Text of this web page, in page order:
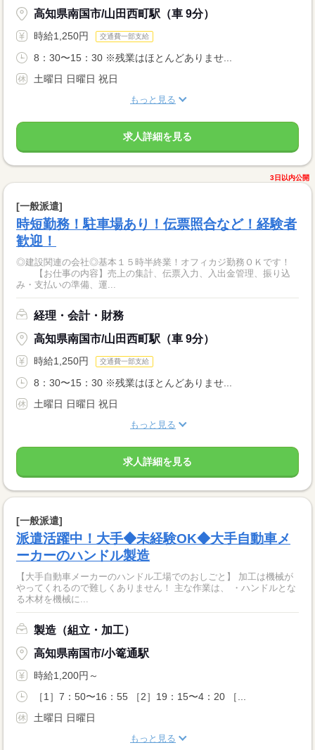
高知県南国市/山田西町駅（車 9分）
時給1,250円 交通費一部支給
8：30〜15：30 ※残業はほとんどありませ...
土曜日 日曜日 祝日
もっと見る
求人詳細を見る
3日以内公開
[一般派遣]
時短勤務！駐車場あり！伝票照合など！経験者
歓迎！
◎建設関連の会社◎基本１５時半終業！オフィカジ勤務ＯＫです！
【お仕事の内容】売上の集計、伝票入力、入出金管理、振り込
み・支払いの準備、運...
経理・会計・財務
高知県南国市/山田西町駅（車 9分）
時給1,250円 交通費一部支給
8：30〜15：30 ※残業はほとんどありませ...
土曜日 日曜日 祝日
もっと見る
求人詳細を見る
[一般派遣]
派遣活躍中！大手◆未経験OK◆大手自動車メ
ーカーのハンドル製造
【大手自動車メーカーのハンドル工場でのおしごと】 加工は機械が
やってくれるので難しくありません！ 主な作業は、 ・ハンドルとな
る木材を機械に...
製造（組立・加工）
高知県南国市/小篭通駅
時給1,200円～
［1］7：50〜16：55 ［2］19：15〜4：20 ［...
土曜日 日曜日
もっと見る